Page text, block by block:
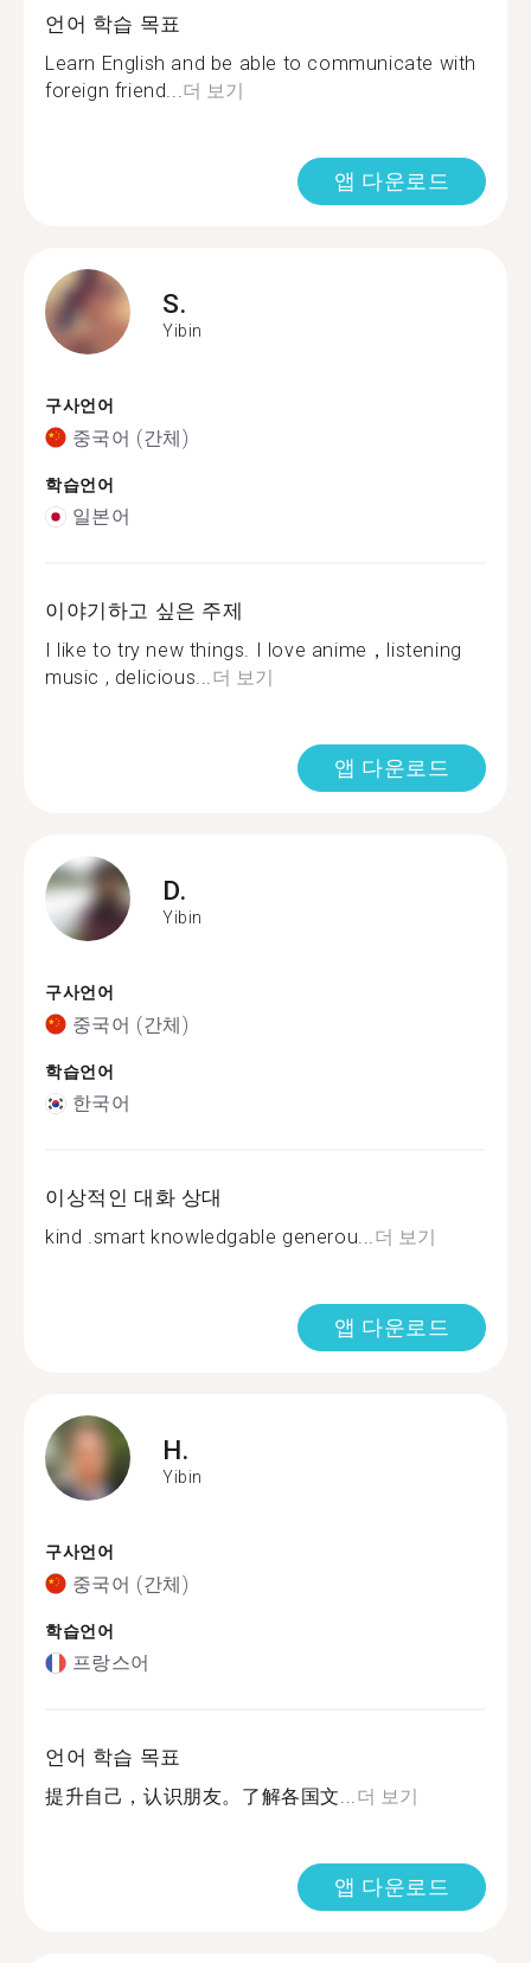
언어 학습 목표
Learn English and be able to communicate with
foreign friend...더 보기
앱 다운로드
S.
Yibin
구사언어
중국어 (간체)
학습언어
일본어
이야기하고 싶은 주제
I like to try new things. I love anime，listening
music , delicious...더 보기
앱 다운로드
D.
Yibin
구사언어
중국어 (간체)
학습언어
한국어
이상적인 대화 상대
kind .smart knowledgable generou...더 보기
앱 다운로드
H.
Yibin
구사언어
중국어 (간체)
학습언어
프랑스어
언어 학습 목표
提升自己，认识朋友。了解各国文...더 보기
앱 다운로드